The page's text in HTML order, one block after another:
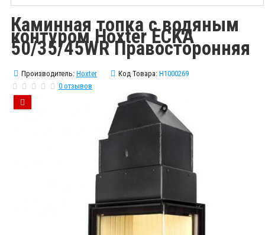
Каминная топка с водяным
контуром Hoxter ECKA
50/35/45WR Правосторонняя
Производитель: Hoxter Код Товара: H1000269
0 отзывов